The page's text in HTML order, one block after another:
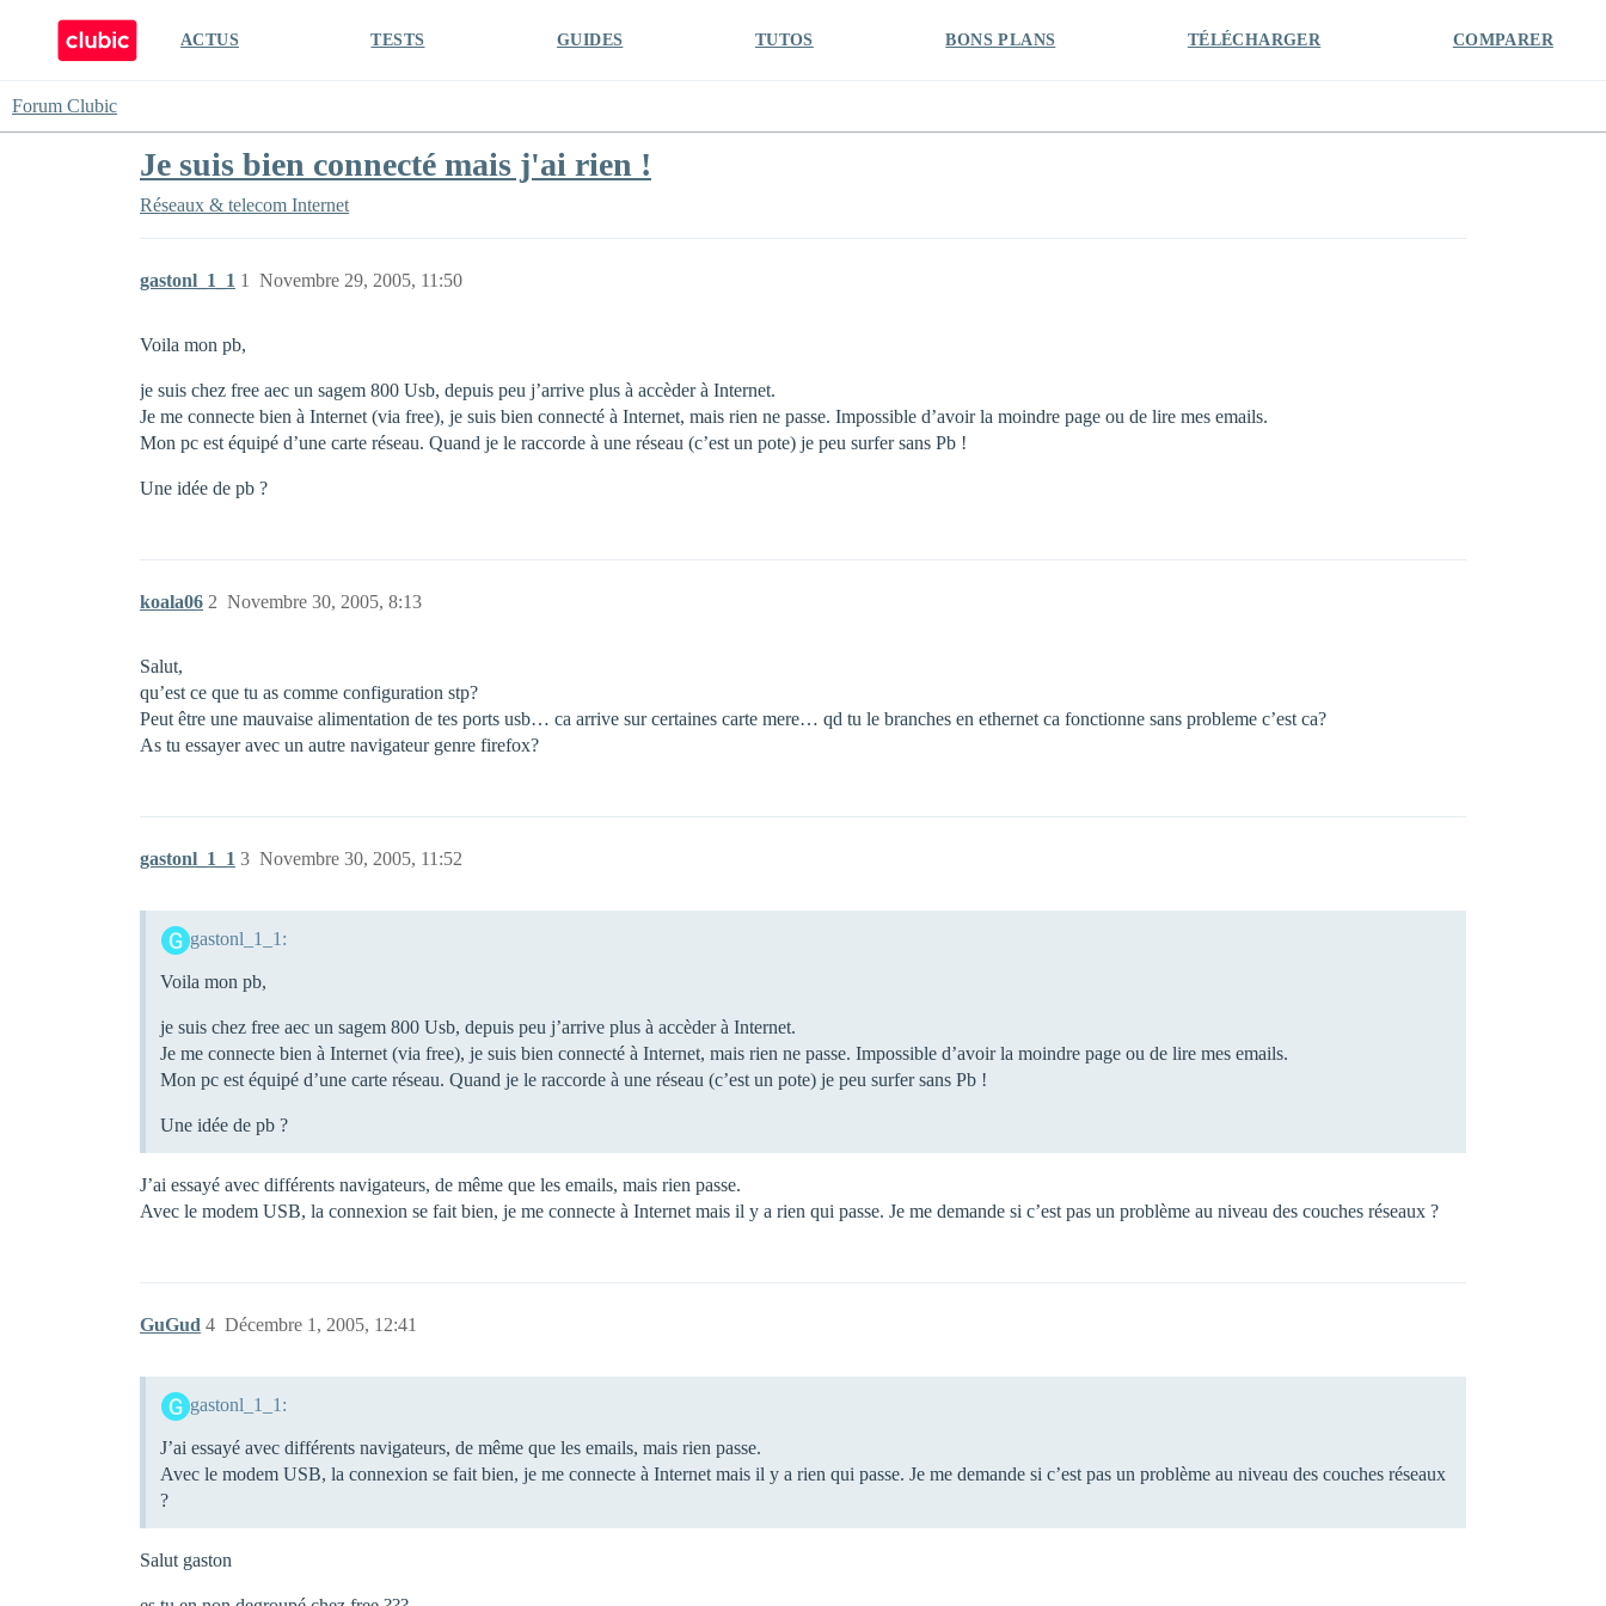
ACTUS TESTS GUIDES TUTOS BONS PLANS TÉLÉCHARGER COMPARER
Forum Clubic
Je suis bien connecté mais j'ai rien !
Réseaux & telecom Internet
gastonl_1_1 Novembre 29, 2005, 11:50
1
Voila mon pb,
je suis chez free aec un sagem 800 Usb, depuis peu j’arrive plus à accèder à Internet.
Je me connecte bien à Internet (via free), je suis bien connecté à Internet, mais rien ne passe. Impossible d’avoir la moindre page ou de lire mes emails.
Mon pc est équipé d’une carte réseau. Quand je le raccorde à une réseau (c’est un pote) je peu surfer sans Pb !
Une idée de pb ?
koala06 Novembre 30, 2005, 8:13
2
Salut,
qu’est ce que tu as comme configuration stp?
Peut être une mauvaise alimentation de tes ports usb… ca arrive sur certaines carte mere… qd tu le branches en ethernet ca fonctionne sans probleme c’est ca?
As tu essayer avec un autre navigateur genre firefox?
gastonl_1_1 Novembre 30, 2005, 11:52
3
gastonl_1_1:
Voila mon pb,
je suis chez free aec un sagem 800 Usb, depuis peu j’arrive plus à accèder à Internet.
Je me connecte bien à Internet (via free), je suis bien connecté à Internet, mais rien ne passe. Impossible d’avoir la moindre page ou de lire mes emails.
Mon pc est équipé d’une carte réseau. Quand je le raccorde à une réseau (c’est un pote) je peu surfer sans Pb !
Une idée de pb ?
J’ai essayé avec différents navigateurs, de même que les emails, mais rien passe.
Avec le modem USB, la connexion se fait bien, je me connecte à Internet mais il y a rien qui passe. Je me demande si c’est pas un problème au niveau des couches réseaux ?
GuGud Décembre 1, 2005, 12:41
4
gastonl_1_1:
J’ai essayé avec différents navigateurs, de même que les emails, mais rien passe.
Avec le modem USB, la connexion se fait bien, je me connecte à Internet mais il y a rien qui passe. Je me demande si c’est pas un problème au niveau des couches réseaux
?
Salut gaston